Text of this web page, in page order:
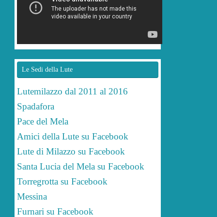
Le Sedi della Lute
Lutemilazzo dal 2011 al 2016
Spadafora
Pace del Mela
Amici della Lute su Facebook
Lute di Milazzo su Facebook
Santa Lucia del Mela su Facebook
Torregrotta su Facebook
Messina
Furnari su Facebook